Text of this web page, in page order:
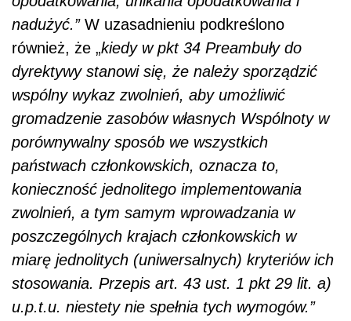
nadużyć.”W uzasadnieniu podkreślono
również, że „kiedy w pkt 34 Preambuły do
dyrektywy stanowi się, że należy sporządzić
wspólny wykaz zwolnień, aby umożliwić
gromadzenie zasobów własnych Wspólnoty w
porównywalny sposób we wszystkich
państwach członkowskich, oznacza to,
konieczność jednolitego implementowania
zwolnień, a tym samym wprowadzania w
poszczególnych krajach członkowskich w
miarę jednolitych (uniwersalnych) kryteriów ich
stosowania. Przepis art. 43 ust. 1 pkt 29 lit. a)
u.p.t.u. niestety nie spełnia tych wymogów.”